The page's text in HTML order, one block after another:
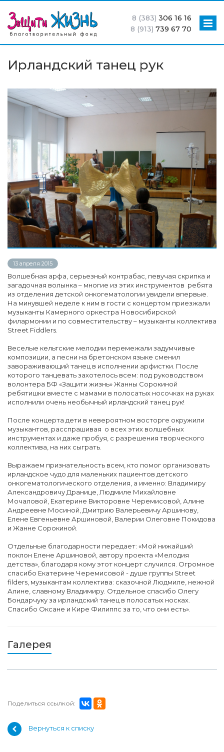
8 (383) 306 16 16
8 (913) 739 67 70
Ирландский танец рук
13 апреля 2015
Волшебная арфа, серьезный контрабас, певучая скрипка и
загадочная волынка – многие из этих инструментов ребята
из отделения детской онкогематологии увидели впервые.
На минувшей неделе к ним в гости с концертом приезжали
музыканты Камерного оркестра Новосибирской
филармонии и по совместительству – музыканты коллектива
Street Fiddlers.
Веселые кельтские мелодии перемежали задумчивые
композиции, а песни на бретонском языке сменил
завораживающий танец в исполнении арфистки. После
которого танцевать захотелось всем: под руководством
волонтера БФ «Защити жизнь» Жанны Сорокиной
ребятишки вместе с мамами в полосатых носочках на руках
исполнили очень необычный ирландский танец рук!
После концерта дети в невероятном восторге окружили
музыкантов, расспрашивая о всех этих волшебных
инструментах и даже пробуя, с разрешения творческого
коллектива, на них сыграть.
Выражаем признательность всем, кто помог организовать
ирландское чудо для маленьких пациентов детского
онкогематологического отделения, а именно: Владимиру
Александровичу Дранице, Людмиле Михайловне
Мочаловой, Екатерине Викторовне Черемисовой, Алине
Андреевне Мосиной, Дмитрию Валерьевичу Аршинову,
Елене Евгеньевне Аршиновой, Валерии Олеговне Покидова
и Жанне Сорокиной.
Отдельные благодарности передает: «Мой нижайший
поклон Елене Аршиновой, автору проекта «Мелодия
детства», благодаря кому этот концерт случился. Огромное
спасибо Екатерине Черемисовой - душе группы Street
filders, музыкантам коллектива: сказочной Людмиле, нежной
Алине, славному Владимиру. Отдельное спасибо Олегу
Бондарчуку за ирландский танец в полосатых носках.
Спасибо Оксане и Кире Филиппс за то, что они есть».
Галерея
Поделиться ссылкой:
Вернуться к списку